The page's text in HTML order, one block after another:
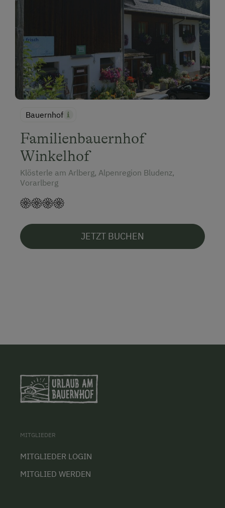
Bauernhof
Familienbauernhof
Winkelhof
Klösterle am Arlberg, Alpenregion Bludenz,
Vorarlberg
JETZT BUCHEN
MITGLIEDER
MITGLIEDER LOGIN
MITGLIED WERDEN